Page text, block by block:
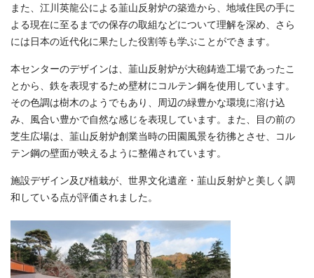
また、江川英龍公による韮山反射炉の築造から、地域住民の手に
よる現在に至るまでの保存の取組などについて理解を深め、さら
には日本の近代化に果たした役割等も学ぶことができます。
本センターのデザインは、韮山反射炉が大砲鋳造工場であったこ
とから、鉄を表現するため壁材にコルテン鋼を使用しています。
その色調は樹木のようでもあり、周辺の緑豊かな環境に溶け込
み、風合い豊かで自然な感じを表現しています。また、目の前の
芝生広場は、韮山反射炉創業当時の田園風景を彷彿とさせ、コル
テン鋼の壁面が映えるように整備されています。
施設デザイン及び植栽が、世界文化遺産・韮山反射炉と美しく調
和している点が評価されました。